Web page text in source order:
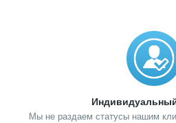
Мы не раздаем статусы нашим